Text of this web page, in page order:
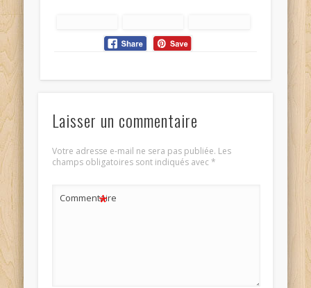
Laisser un commentaire
Votre adresse e-mail ne sera pas publiée. Les
champs obligatoires sont indiqués avec*
Commentaire
*